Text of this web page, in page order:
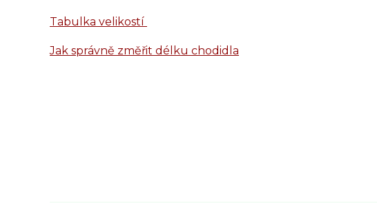
Tabulka velikostí
Jak správně změřit délku chodidla